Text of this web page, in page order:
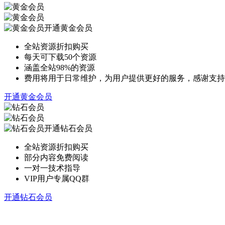
开通黄金会员
全站资源折扣购买
每天可下载50个资源
涵盖全站98%的资源
费用将用于日常维护，为用户提供更好的服务，感谢支持
开通黄金会员
开通钻石会员
全站资源折扣购买
部分内容免费阅读
一对一技术指导
VIP用户专属QQ群
开通钻石会员